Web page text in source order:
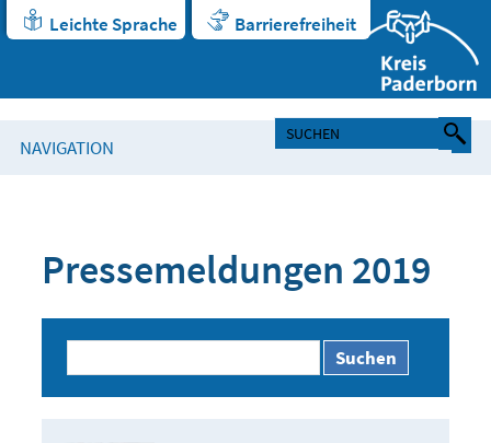
Leichte Sprache Barrierefreiheit
NAVIGATION
Pressemeldungen 2019
Suchen